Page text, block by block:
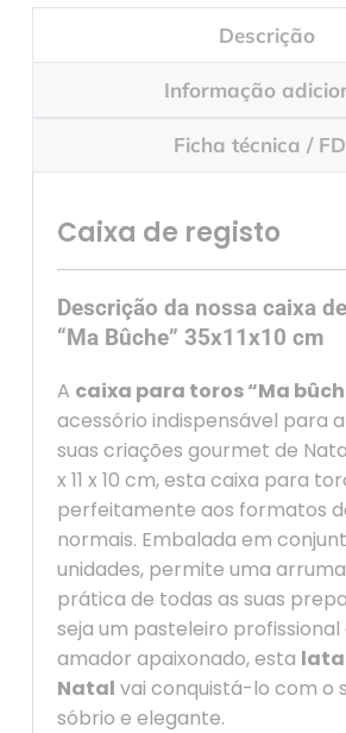
Descrição
Informação
Ficha técnica /
Caixa de registo
Descrição da nossa caixa
“Ma Bûche” 35x11x10 cm
A caixa para toros “Ma
acessório indispensável para
suas criações gourmet de
x 11 x 10 cm, esta caixa para
perfeitamente aos formatos
normais. Embalada em
unidades, permite uma
prática de todas as suas
seja um pasteleiro profissional
amador apaixonado, esta lata
Natal vai conquistá-lo com o
sóbrio e elegante.